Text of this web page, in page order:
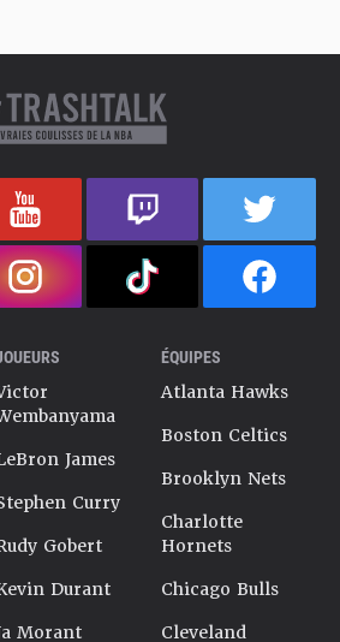
James
Curry
Gobert
Durant
Morant
ÉQUIPES
Atlanta Hawks
Boston Celtics
Brooklyn Nets
Charlotte
Hornets
Chicago Bulls
Cleveland